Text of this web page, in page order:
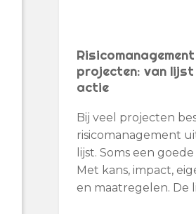
projecten: van
actie
Bij veel projecten
risicomanagement
lijst. Soms een goede
Met kans, impact,
en maatregelen. De